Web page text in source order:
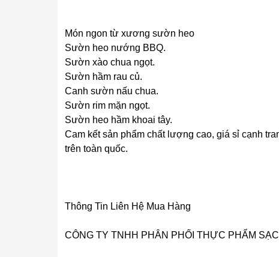
Món ngon từ xương sườn heo
Sườn heo nướng BBQ.
Sườn xào chua ngọt.
Sườn hầm rau củ.
Canh sườn nấu chua.
Sườn rim mặn ngọt.
Sườn heo hầm khoai tây.
Cam kết sản phẩm chất lượng cao, giá sỉ cạnh
trên toàn quốc.
Thông Tin Liên Hệ Mua Hàng
CÔNG TY TNHH PHÂN PHỐI THỰC PHẨM